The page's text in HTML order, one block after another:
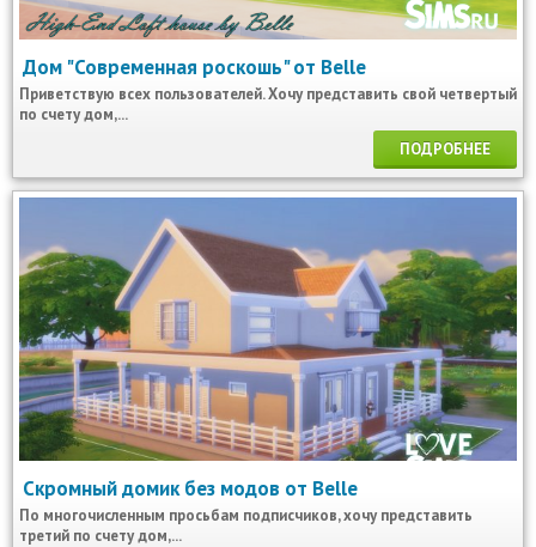
Дом "Современная роскошь" от Belle
Приветствую всех пользователей. Хочу представить свой четвертый
по счету дом,...
ПОДРОБНЕЕ
Скромный домик без модов от Belle
По многочисленным просьбам подписчиков, хочу представить
третий по счету дом,...